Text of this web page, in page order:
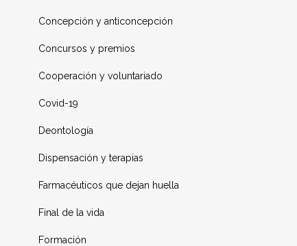
Concepción y anticoncepción
Concursos y premios
Cooperación y voluntariado
Covid-19
Deontología
Dispensación y terapias
Farmacéuticos que dejan huella
Final de la vida
Formación